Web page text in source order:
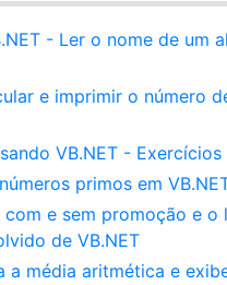
- Ler o nome de um
e imprimir o número
VB.NET - Exercícios
primos em
e sem promoção e o
de VB.NET
média aritmética e